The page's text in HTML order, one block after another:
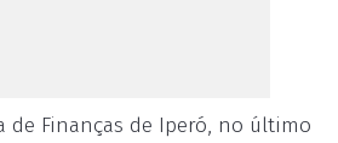
de Finanças de Iperó, no último